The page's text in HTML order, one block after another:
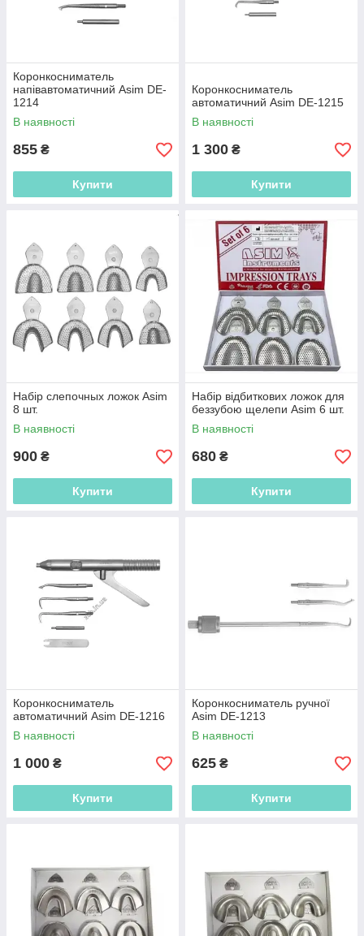
Коронкосниматель
напівавтоматичний Asim DE-
1214
В наявності
855 ₴
Купити
Коронкосниматель
автоматичний Asim DE-1215
В наявності
1 300 ₴
Купити
Набір слепочных ложок Asim
8 шт.
В наявності
900 ₴
Купити
Набір відбиткових ложок для
беззубою щелепи Asim 6 шт.
В наявності
680 ₴
Купити
Коронкосниматель
автоматичний Asim DE-1216
В наявності
1 000 ₴
Купити
Коронкосниматель ручної
Asim DE-1213
В наявності
625 ₴
Купити